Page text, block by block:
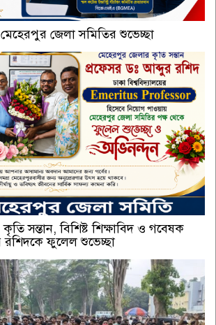
জেলা সমিতির শুভেচ্ছা
সন্তান, বিশিষ্ট শিক্ষাবিদ ও গবেষক
ফুলেল শুভেচ্ছা